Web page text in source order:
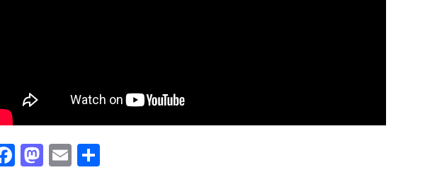
Facebook
Mastodon
Email